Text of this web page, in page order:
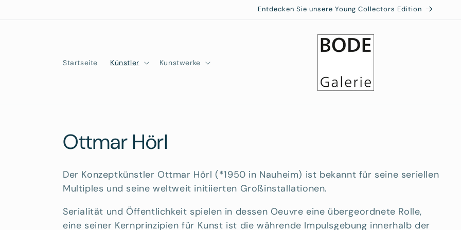
Entdecken Sie unsere Young Collectors Edition
Startseite Künstler Kunstwerke
K
a
t
e
Ottmar Hörl
Der Konzeptkünstler Ottmar Hörl (*1950 in Nauheim) ist bekannt für seine seriellen
Multiples und seine weltweit initiierten Großinstallationen.
Serialität und Öffentlichkeit spielen in dessen Oeuvre eine übergeordnete Rolle,
eine seiner Kernprinzipien für Kunst ist die währende Impulsgebung innerhalb der